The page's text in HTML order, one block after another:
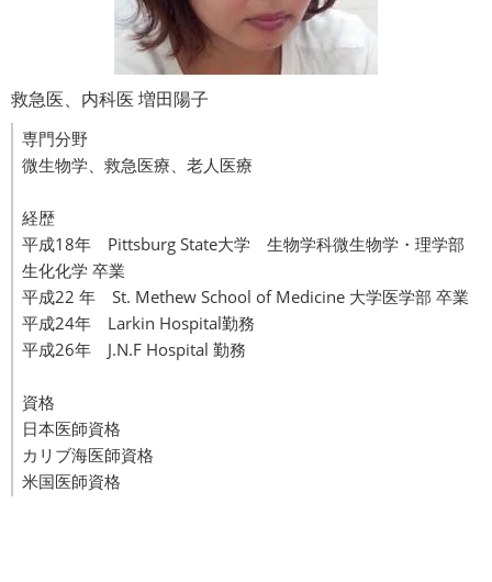
救急医、内科医 増田陽子
専門分野
微生物学、救急医療、老人医療
経歴
平成18年 Pittsburg State大学 生物学科微生物学・理学部
生化化学 卒業
平成22 年 St. Methew School of Medicine 大学医学部 卒業
平成24年 Larkin Hospital勤務
平成26年 J.N.F Hospital 勤務
資格
日本医師資格
カリブ海医師資格
米国医師資格